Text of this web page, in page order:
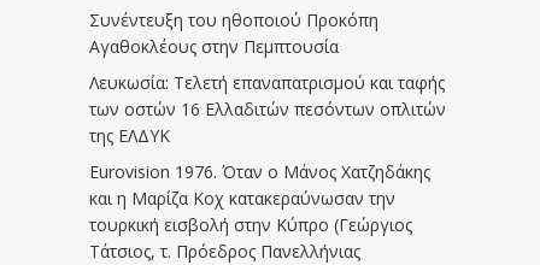
Συνέντευξη του ηθοποιού Προκόπη
Αγαθοκλέους στην Πεμπτουσία
Λευκωσία: Τελετή επαναπατρισμού και ταφής
των οστών 16 Ελλαδιτών πεσόντων οπλιτών
της ΕΛΔΥΚ
Eurovision 1976. Όταν ο Μάνος Χατζηδάκης
και η Μαρίζα Κοχ κατακεραύνωσαν την
τουρκική εισβολή στην Κύπρο (Γεώργιος
Τάτσιος, τ. Πρόεδρος Πανελλήνιας